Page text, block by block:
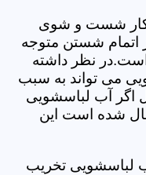
کار شست و شوی
اتمام شستن متوجه
نظر داشته
می تواند به سبب
اگر آب لباسشویی
شده است این
لباسشویی تخریب